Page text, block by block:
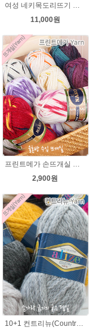
여성 네키목도리뜨기 그레이스메리노울 뜨개실 2볼 DIY
11,000원
프린트메가 손뜨개실 모자뜨기 뜨개질 목도리털실 뜨개실
2,900원
10+1 컨트리뉴(Country new) 굵은털실/컨트리뉴 뜨개실/뜨개질 뉴컨트리/컨트리실/컨트리뜨개실